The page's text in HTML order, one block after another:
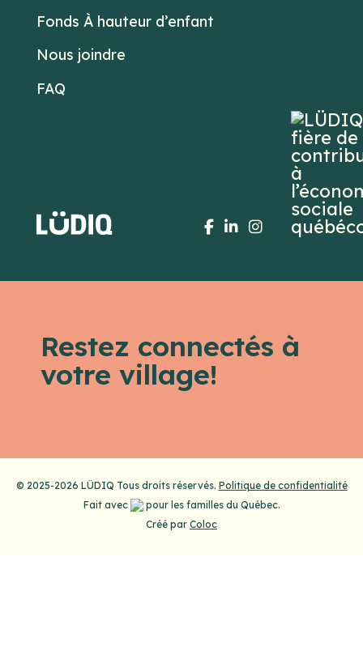
Fonds À hauteur d’enfant
Nous joindre
FAQ
Restez connectés à
votre village!
© 2025-2026 LÜDIQ Tous droits réservés. Politique de confidentialité
Fait avec
pour les familles du Québec.
Créé par Coloc